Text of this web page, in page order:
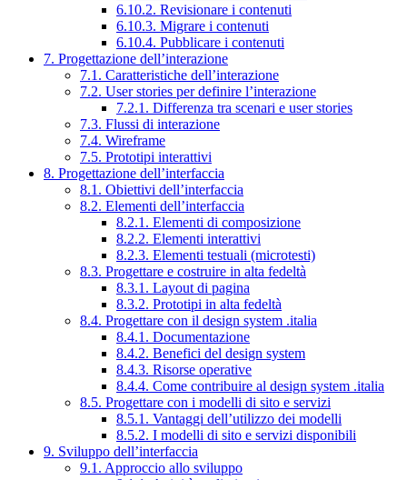
6.10.2. Revisionare i contenuti
6.10.3. Migrare i contenuti
6.10.4. Pubblicare i contenuti
7. Progettazione dell’interazione
7.1. Caratteristiche dell’interazione
7.2. User stories per definire l’interazione
7.2.1. Differenza tra scenari e user stories
7.3. Flussi di interazione
7.4. Wireframe
7.5. Prototipi interattivi
8. Progettazione dell’interfaccia
8.1. Obiettivi dell’interfaccia
8.2. Elementi dell’interfaccia
8.2.1. Elementi di composizione
8.2.2. Elementi interattivi
8.2.3. Elementi testuali (microtesti)
8.3. Progettare e costruire in alta fedeltà
8.3.1. Layout di pagina
8.3.2. Prototipi in alta fedeltà
8.4. Progettare con il design system .italia
8.4.1. Documentazione
8.4.2. Benefici del design system
8.4.3. Risorse operative
8.4.4. Come contribuire al design system .italia
8.5. Progettare con i modelli di sito e servizi
8.5.1. Vantaggi dell’utilizzo dei modelli
8.5.2. I modelli di sito e servizi disponibili
9. Sviluppo dell’interfaccia
9.1. Approccio allo sviluppo